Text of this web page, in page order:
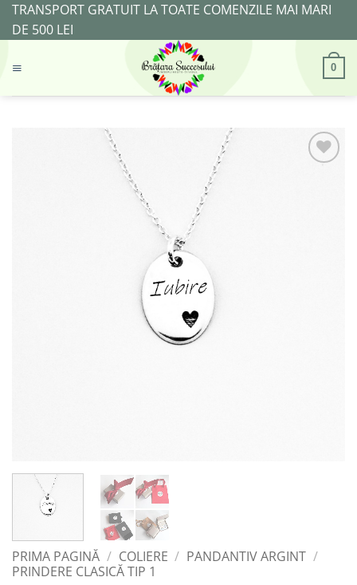
SkipTRANSPORT GRATUIT LA TOATE COMENZILE MAI MARI
DE 500 LEI
0
PRIMA PAGINĂ / COLIERE / PANDANTIV ARGINT /
PRINDERE CLASICĂ TIP 1